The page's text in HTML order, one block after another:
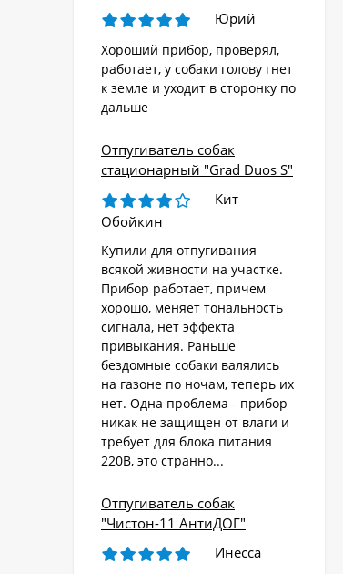
Юрий
Хороший прибор, проверял,
работает, у собаки голову гнет
к земле и уходит в сторонку по
дальше
Отпугиватель собак
стационарный "Grad Duos S"
Кит
Обойкин
Купили для отпугивания
всякой живности на участке.
Прибор работает, причем
хорошо, меняет тональность
сигнала, нет эффекта
привыкания. Раньше
бездомные собаки валялись
на газоне по ночам, теперь их
нет. Одна проблема - прибор
никак не защищен от влаги и
требует для блока питания
220В, это странно...
Отпугиватель собак
"Чистон-11 АнтиДОГ"
Инесса
Стационарный
отпугиватель животных
«AR-2403 Solar»
4 570₽
Ультразвуковой
отпугиватель собак,
кошек, лис, кроликов
Garden Protector 3"
8 690 ₽